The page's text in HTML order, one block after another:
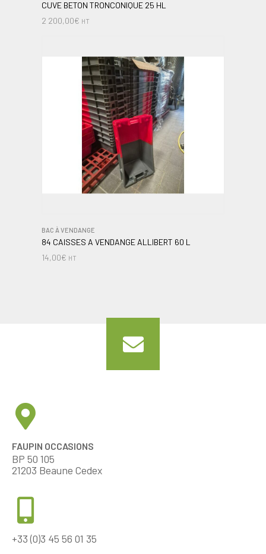
CUVE BETON TRONCONIQUE 25 HL
2 200,00€ HT
BAC À VENDANGE
84 CAISSES A VENDANGE ALLIBERT 60 L
14,00€ HT
FAUPIN OCCASIONS
BP 50 105
21203 Beaune Cedex
+33 (0)3 45 56 01 35